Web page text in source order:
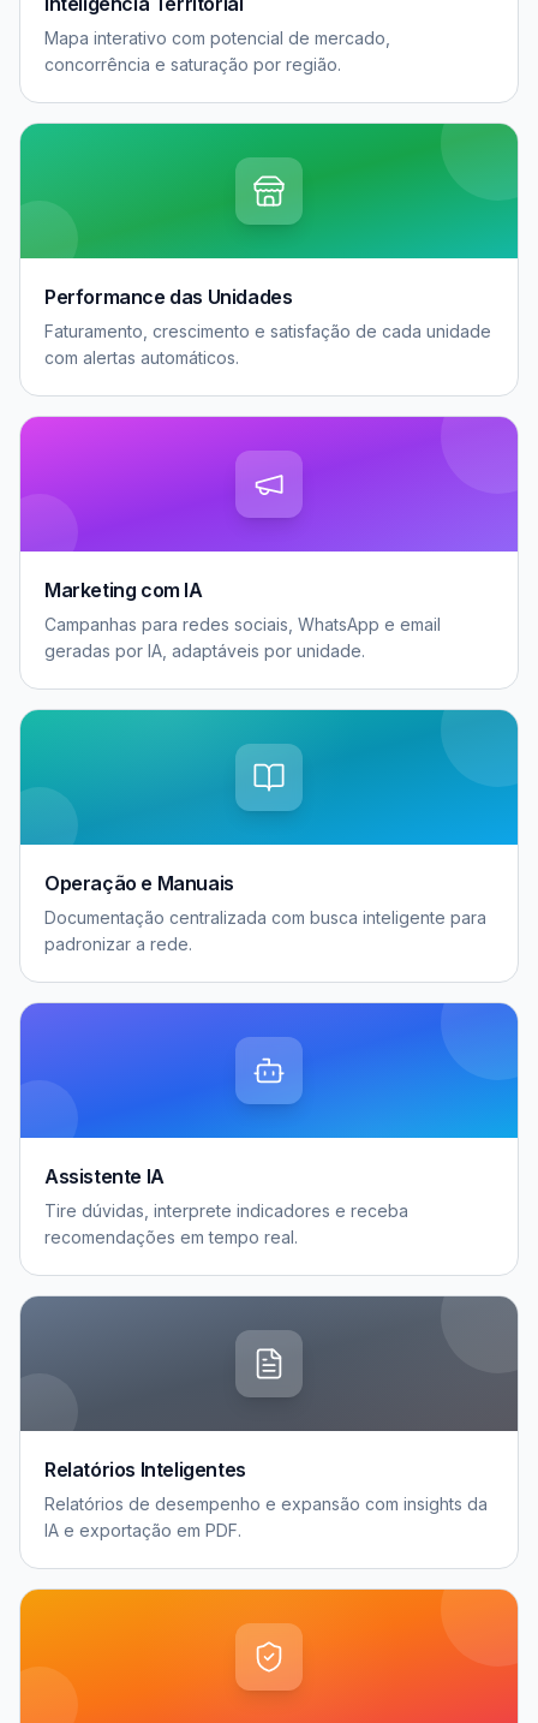
Mapa interativo com potencial de mercado,
concorrência e saturação por região.
Performance das Unidades
Faturamento, crescimento e satisfação de cada unidade
com alertas automáticos.
Marketing com IA
Campanhas para redes sociais, WhatsApp e email
geradas por IA, adaptáveis por unidade.
Operação e Manuais
Documentação centralizada com busca inteligente para
padronizar a rede.
Assistente IA
Tire dúvidas, interprete indicadores e receba
recomendações em tempo real.
Relatórios Inteligentes
Relatórios de desempenho e expansão com insights da
IA e exportação em PDF.